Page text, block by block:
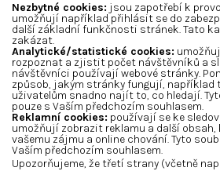
Nezbytné cookies: jsou zapotřebí k
umožňují například přihlásit se do
další základní funkčnosti stránek. Tato
zakázat.
Analytické/statistické cookies:
rozpoznat a zjistit počet návštěvníků a
návštěvníci používají webové stránky.
způsob, jakým stránky fungují, například
uživatelům snadno najít to, co hledají.
pouze s Vaším předchozím souhlasem.
Reklamní cookies: používají se ke
umožňují zobrazit reklamu a další
vašemu zájmu a online chování. Tyto
Vaším předchozím souhlasem.
Upozorňujeme, že třetí strany (včetně